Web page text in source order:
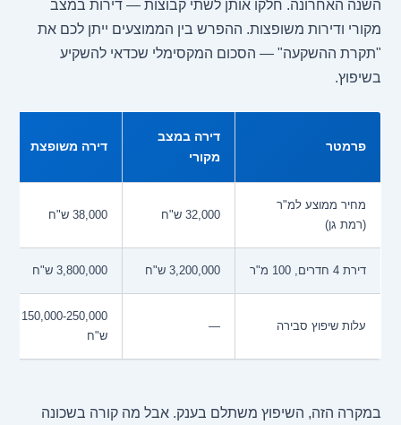
השנה האחרונה. חלקו אותן לשתי קבוצות — דירות במצב
מקורי ודירות משופצות. ההפרש בין הממוצעים ייתן לכם את
"תקרת ההשקעה" — הסכום המקסימלי שכדאי להשקיע
בשיפוץ.
פרמטר
דירה במצב
מקורי
דירה משופצת
מחיר ממוצע למ"ר
(רמת גן)
32,000 ש"ח 38,000 ש"ח
דירת 4 חדרים, 100 מ"ר 3,200,000 ש"ח 3,800,000 ש"ח
עלות שיפוץ סבירה —
150,000-250,000
ש"ח
במקרה הזה, השיפוץ משתלם בענק. אבל מה קורה בשכונה